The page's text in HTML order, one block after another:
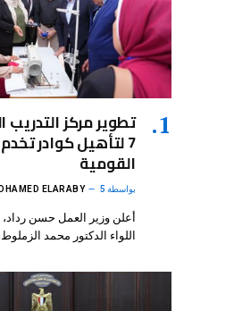
تطوير مركز التدريب
7 لتأهيل كوادر
القومية
بواسطة ELARABY 5 أغسطس، 2026
أعلن وزير العمل حسن
اللواء الدكتور محمد